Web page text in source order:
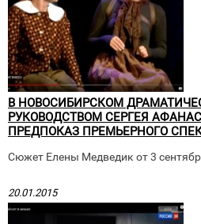
В НОВОСИБИРСКОМ
РУКОВОДСТВОМ СЕРГЕЯ
ПРЕДПОКАЗ ПРЕМЬЕРНОГО
Сюжет Елены Медведик от 3
20.01.2015